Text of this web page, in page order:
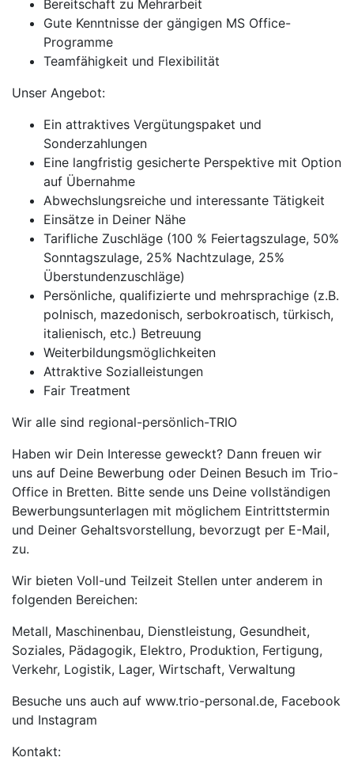
Bereitschaft zu Mehrarbeit
Gute Kenntnisse der gängigen MS Office-
Programme
Teamfähigkeit und Flexibilität
Unser Angebot:
Ein attraktives Vergütungspaket und
Sonderzahlungen
Eine langfristig gesicherte Perspektive mit Option
auf Übernahme
Abwechslungsreiche und interessante Tätigkeit
Einsätze in Deiner Nähe
Tarifliche Zuschläge (100 % Feiertagszulage, 50%
Sonntagszulage, 25% Nachtzulage, 25%
Überstundenzuschläge)
Persönliche, qualifizierte und mehrsprachige (z.B.
polnisch, mazedonisch, serbokroatisch, türkisch,
italienisch, etc.) Betreuung
Weiterbildungsmöglichkeiten
Attraktive Sozialleistungen
Fair Treatment
Wir alle sind regional-persönlich-TRIO
Haben wir Dein Interesse geweckt? Dann freuen wir
uns auf Deine Bewerbung oder Deinen Besuch im Trio-
Office in Bretten. Bitte sende uns Deine vollständigen
Bewerbungsunterlagen mit möglichem Eintrittstermin
und Deiner Gehaltsvorstellung, bevorzugt per E-Mail,
zu.
Wir bieten Voll-und Teilzeit Stellen unter anderem in
folgenden Bereichen:
Metall, Maschinenbau, Dienstleistung, Gesundheit,
Soziales, Pädagogik, Elektro, Produktion, Fertigung,
Verkehr, Logistik, Lager, Wirtschaft, Verwaltung
Besuche uns auch auf www.trio-personal.de, Facebook
und Instagram
Kontakt: